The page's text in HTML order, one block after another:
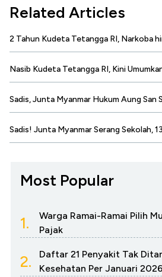
Related Articles
2 Tahun Kudeta Tetangga RI, Narkoba
Nasib Kudeta Tetangga RI, Kini
Sadis, Junta Myanmar Hukum Aung San
Sadis! Junta Myanmar Serang Sekolah,
Most Popular
1.
Warga Ramai-Ramai Pilih
Pajak
2.
Daftar 21 Penyakit Tak
Kesehatan Per Januari 2026